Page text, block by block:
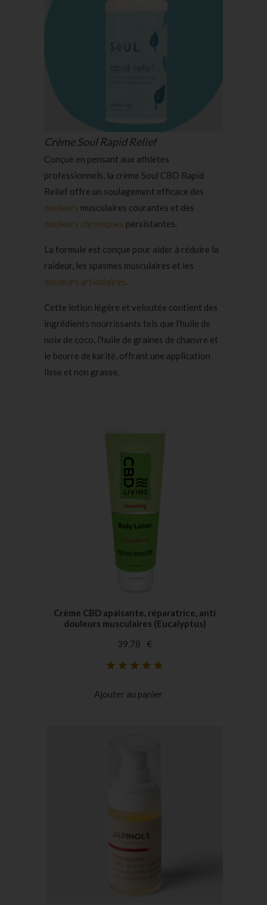
Crème Soul Rapid Relief
Conçue en pensant aux athlètes
professionnels, la crème Soul CBD Rapid
Relief offre un soulagement efficace des
douleurs musculaires courantes et des
douleurs chroniques persistantes.
La formule est conçue pour aider à réduire la
raideur, les spasmes musculaires et les
douleurs articulaires.
Cette lotion légère et veloutée contient des
ingrédients nourrissants tels que l’huile de
noix de coco, l’huile de graines de chanvre et
le beurre de karité, offrant une application
lisse et non grasse.
Crème CBD apaisante, réparatrice, anti
douleurs musculaires (Eucalyptus)
39,78
€
notations
Ajouter au panier